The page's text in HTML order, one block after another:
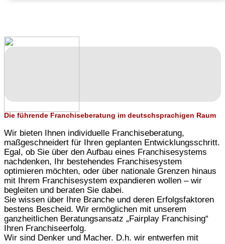
Die führende Franchiseberatung im deutschsprachigen Raum
Wir bieten Ihnen individuelle Franchiseberatung,
maßgeschneidert für Ihren geplanten Entwicklungsschritt.
Egal, ob Sie über den Aufbau eines Franchisesystems
nachdenken, Ihr bestehendes Franchisesystem
optimieren möchten, oder über nationale Grenzen hinaus
mit Ihrem Franchisesystem expandieren wollen – wir
begleiten und beraten Sie dabei.
Sie wissen über Ihre Branche und deren Erfolgsfaktoren
bestens Bescheid. Wir ermöglichen mit unserem
ganzheitlichen Beratungsansatz „Fairplay Franchising“
Ihren Franchiseerfolg.
Wir sind Denker und Macher. D.h. wir entwerfen mit